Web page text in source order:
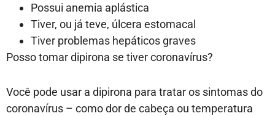
Possui anemia aplástica
Tiver, ou já teve, úlcera estomacal
Tiver problemas hepáticos graves
Posso tomar dipirona se tiver coronavírus?
Você pode usar a dipirona para tratar os sintomas do
coronavírus – como dor de cabeça ou temperatura